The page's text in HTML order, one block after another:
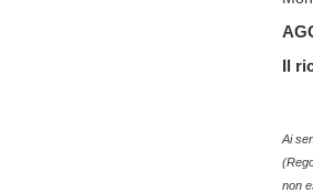
Il
Ai
non